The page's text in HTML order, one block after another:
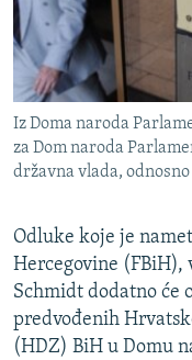
SPECIJALI RSE
VIŠE OD NASLOVA
GENOCID U SREBRENICI
POPLAVE I KLIZIŠTA U
TV LIBERTY
MOJA EVROPA
TRI DECENIJE OD RATA U
SVE KARTE DEJTONA
PRATITE NAS
Sve RFE/RL
Iz Doma naroda
za Dom naroda
državna vlada,
Odluke koje je
Hercegovine
Schmidt dodatno će
predvođenih
(HDZ) BiH u Domu